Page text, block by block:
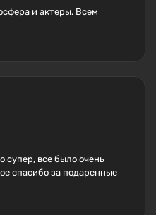
и актеры. Всем
супер, все было очень
спасибо за подаренные